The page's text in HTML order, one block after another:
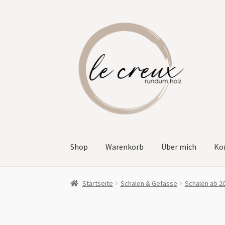
Navigation
springen
Inhalt
springen
Shop Warenkorb Über mich
Startseite Schalen & Gefässe Schalen ab